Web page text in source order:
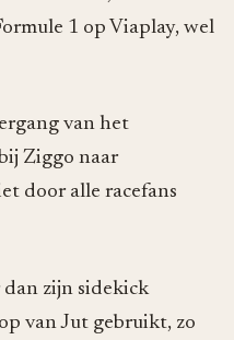
1 op Viaplay, wel
van het
Ziggo naar
door alle racefans
dan zijn sidekick
van Jut gebruikt, zo